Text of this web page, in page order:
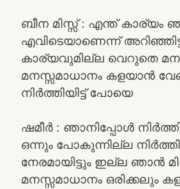
ബീന മിസ്സ്‌ : എന്ത് കാര്യം
എവിടെയാണെന്ന്
കാര്യവുമില്ല വെറുതെ
മനസ്സമാധാനം കളയാൻ
നിർത്തിയിട്ട് പോയെ
ഷമീർ : ഞാനിപ്പോൾ
ഒന്നും പോകുന്നില്ല
നേരമായിട്ടും ഇല്ല ഞാൻ
മനസ്സമാധാനം ഒരിക്കലും